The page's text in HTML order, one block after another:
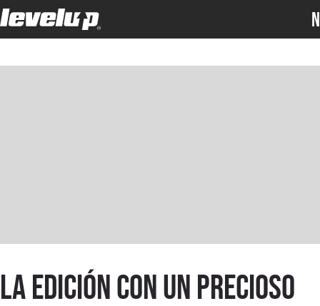
La edición con un precioso